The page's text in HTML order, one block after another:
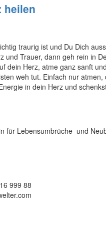
heilen
traurig ist und Du Dich
und Trauer, dann geh rein in
dein Herz, atme ganz sanft
weh tut. Einfach nur atmen,
in dein Herz und
für Lebensumbrüche und
999 88